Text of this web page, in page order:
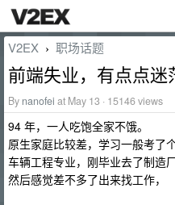
V2EX › 职场话题
前端失业，有点点迷
By nanofei at May 13 · 15146 views
94 年，一人吃饱全家不饿。
原生家庭比较差，学习一般考了
车辆工程专业，刚毕业去了制造
然后感觉差不多了出来找工作，